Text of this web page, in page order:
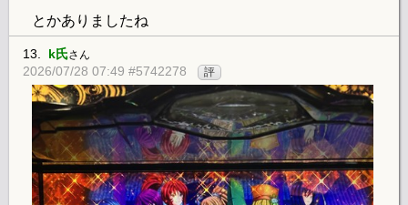
とかありましたね
13. k氏さん
2026/07/28 07:49 #5742278 評